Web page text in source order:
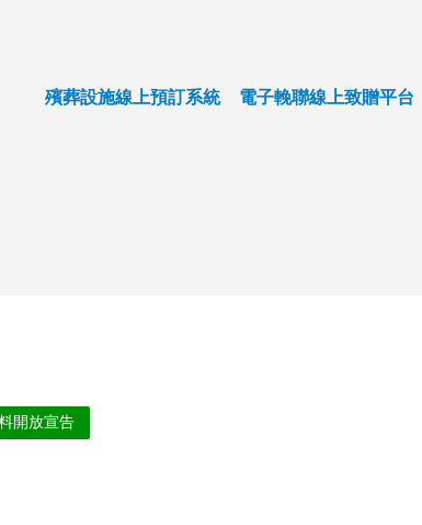
殯葬設施線上預訂系統 電子輓聯線上致贈平台
開放宣告